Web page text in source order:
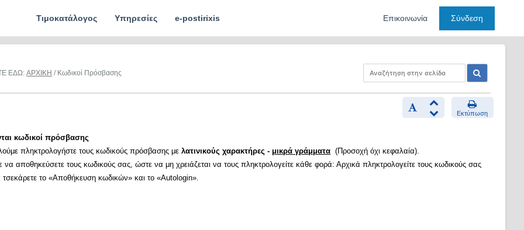
Τιμοκατάλογος Υπηρεσίες e-postirixis Επικοινωνία Σύνδεση
ΕΔΩ:ΑΡΧΙΚΗ / Κωδικοί Πρόσβασης
Εκτύπωση
κωδικοί πρόσβασης
πληκτρολογήστε τους κωδικούς πρόσβασης μελατινικούς χαρακτήρες - μικρά γράμματα (Προσοχή όχι κεφαλαία).
να αποθηκεύσετε τους κωδικούς σας, ώστε να μη χρειάζεται να τους πληκτρολογείτε κάθε φορά: Αρχικά πληκτρολογείτε τους κωδικούς σας
τσεκάρετε το «Αποθήκευση κωδικών» και το «Autologin».